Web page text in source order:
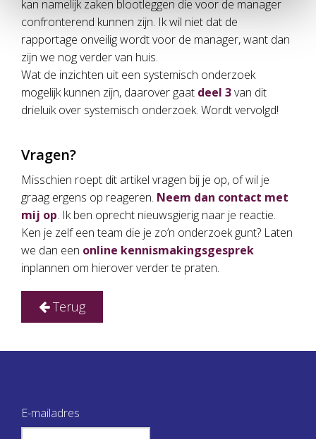
kan namelijk zaken blootleggen die voor de manager
confronterend kunnen zijn. Ik wil niet dat de
rapportage onveilig wordt voor de manager, want dan
zijn we nog verder van huis.
Wat de inzichten uit een systemisch onderzoek
mogelijk kunnen zijn, daarover gaat deel 3van dit
drieluik over systemisch onderzoek. Wordt vervolgd!
Vragen?
Misschien roept dit artikel vragen bij je op, of wil je
graag ergens op reageren. Neem dan contact met
mij op. Ik ben oprecht nieuwsgierig naar je reactie.
Ken je zelf een team die je zo’n onderzoek gunt? Laten
we dan een online kennismakingsgesprek
inplannen om hierover verder te praten.
Terug
E-mailadres